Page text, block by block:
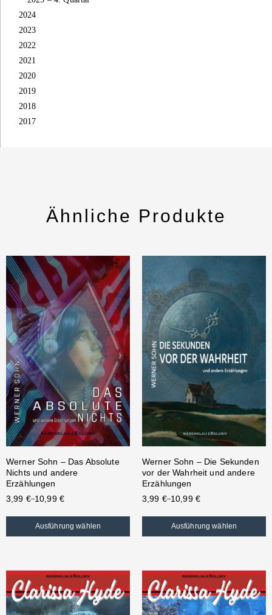
2024
2023
2022
2021
2020
2019
2018
2017
Ähnliche Produkte
Werner Sohn – Das Absolute
Nichts und andere
Erzählungen
3,99 €–10,99 €
Ausführung wählen
Werner Sohn – Die Sekunden
vor der Wahrheit und andere
Erzählungen
3,99 €–10,99 €
Ausführung wählen